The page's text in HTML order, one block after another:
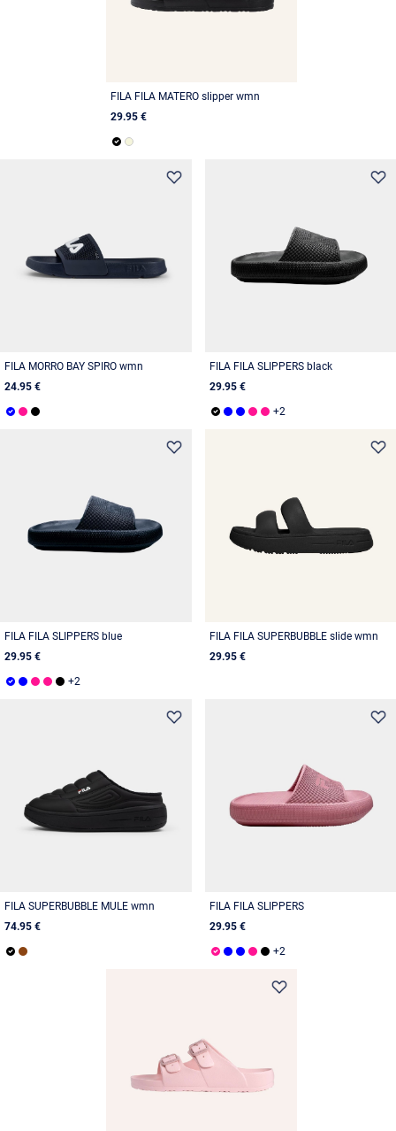
FILA FILA MATERO slipper wmn
29.95 €
FILA MORRO BAY SPIRO wmn
24.95 €
FILA FILA SLIPPERS black
29.95 €
FILA FILA SLIPPERS blue
29.95 €
FILA FILA SUPERBUBBLE slide wmn
29.95 €
FILA SUPERBUBBLE MULE wmn
74.95 €
FILA FILA SLIPPERS
29.95 €